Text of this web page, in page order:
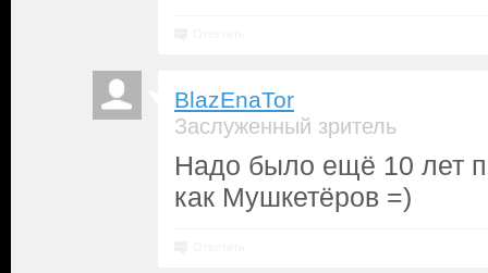
BlazEnaTor
Заслуженный зритель
Надо было ещё 10 лет
как Мушкетёров =)